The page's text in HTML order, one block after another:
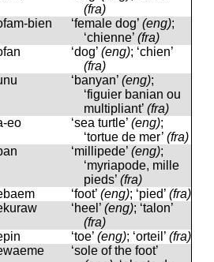
(fra)
bien ‘female dog’ (eng);
‘chienne’ (fra)
‘dog’ (eng); ‘chien’
(fra)
‘banyan’ (eng);
‘figuier banian ou
multipliant’ (fra)
eo ‘sea ​​turtle’ (eng);
‘tortue de mer’ (fra)
‘millipede’ (eng);
‘myriapode, mille
pieds’ (fra)
‘foot’ (eng); ‘pied’ (fra)
‘heel’ (eng); ‘talon’
(fra)
‘toe’ (eng); ‘orteil’ (fra)
‘sole of the foot’